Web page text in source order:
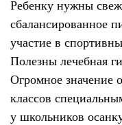
Ребенку нужны
сбалансированное
участие в
Полезны лечебная
Огромное значение
классов
у школьников